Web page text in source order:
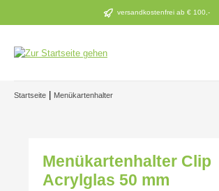
Zum Hauptinhalt springen versandkostenfrei ab € 100,-
Startseite Menükartenhalter
Menükartenhalter Clip
Acrylglas 50 mm